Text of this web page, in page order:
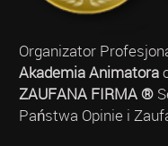
Organizator
Akademia Animatora
ZAUFANA FIRMA ®
Państwa Opinie i